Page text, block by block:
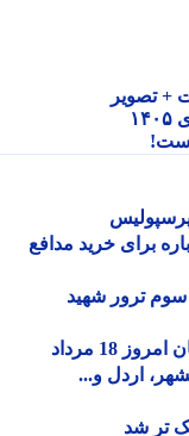
خرید مدافع
ترور شهید
جدول قطعی برق شهرکرد، بروجن و لردگان امروز 18 مرداد
اردل و...
شد